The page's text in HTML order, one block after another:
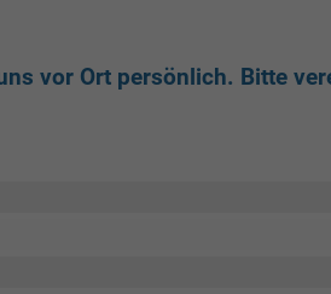
vor Ort persönlich. Bitte